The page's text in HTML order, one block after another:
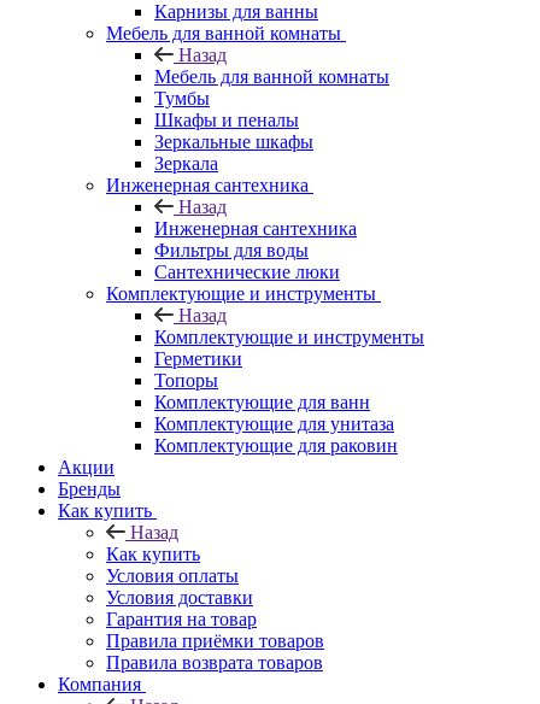
Карнизы для ванны
Мебель для ванной комнаты
Назад
Мебель для ванной комнаты
Тумбы
Шкафы и пеналы
Зеркальные шкафы
Зеркала
Инженерная сантехника
Назад
Инженерная сантехника
Фильтры для воды
Сантехнические люки
Комплектующие и инструменты
Назад
Комплектующие и инструменты
Герметики
Топоры
Комплектующие для ванн
Комплектующие для унитаза
Комплектующие для раковин
Акции
Бренды
Как купить
Назад
Как купить
Условия оплаты
Условия доставки
Гарантия на товар
Правила приёмки товаров
Правила возврата товаров
Компания